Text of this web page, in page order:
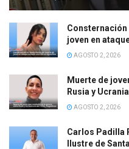
Consternación
joven en
AGOSTO 2, 2026
Muerte de
Rusia y
AGOSTO 2, 2026
Carlos Padilla
Ilustre de